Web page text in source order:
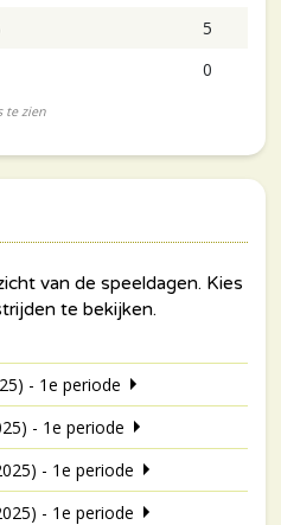
5
0
- 1e periode
- 1e periode
- 1e periode
- 1e periode